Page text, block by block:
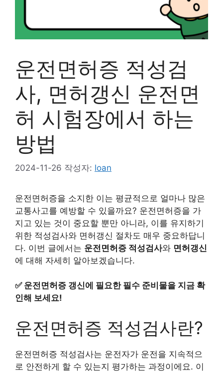
운전면허증 적성검
사, 면허갱신 운전면
허 시험장에서 하는
방법
2024-11-26 작성자: loan
운전면허증을 소지한 이는 평균적으로 얼마나 많은
교통사고를 예방할 수 있을까요? 운전면허증을 가
지고 있는 것이 중요할 뿐만 아니라, 이를 유지하기
위한 적성검사와 면허갱신 절차도 매우 중요하답니
다. 이번 글에서는 운전면허증 적성검사와 면허갱신
에 대해 자세히 알아보겠습니다.
✅ 운전면허증 갱신에 필요한 필수 준비물을 지금 확
인해 보세요!
운전면허증 적성검사란?
운전면허증 적성검사는 운전자가 운전을 지속적으
로 안전하게 할 수 있는지 평가하는 과정이에요. 이